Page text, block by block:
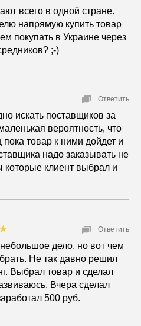
всего в одной стране.
напрямую купить товар
покупать в Украине через
;-)
искать поставщиков за
вероятность, что
пока товар к ними дойдет и
надо заказывать не
которые клиент выбрал и
Ответить
дело, но вот чем
Не так давно решил
Выбрал товар и сделал
Вчера сделал
500 руб.
Ответить